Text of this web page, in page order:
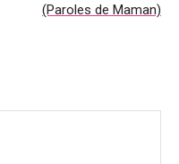
(Paroles de Maman)